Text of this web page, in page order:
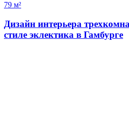
79 м²
Дизайн интерьера
стиле эклектика в Гамбурге